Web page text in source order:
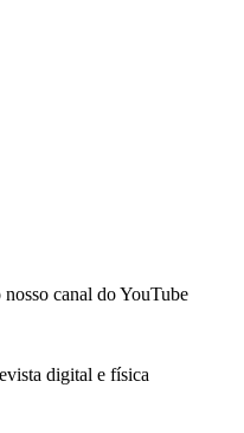
nosso canal do YouTube
digital e física